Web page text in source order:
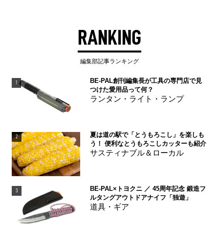
RANKING
編集部記事ランキング
1
BE-PAL創刊編集長が工具の専門店で見
つけた愛用品って何？
ランタン・ライト・ランプ
2
夏は道の駅で「とうもろこし」を楽しも
う！ 便利なとうもろこしカッターも紹介
サスティナブル＆ローカル
3
BE-PAL×トヨクニ ／ 45周年記念 鍛造フ
ルタングアウトドアナイフ「独遊」
道具・ギア